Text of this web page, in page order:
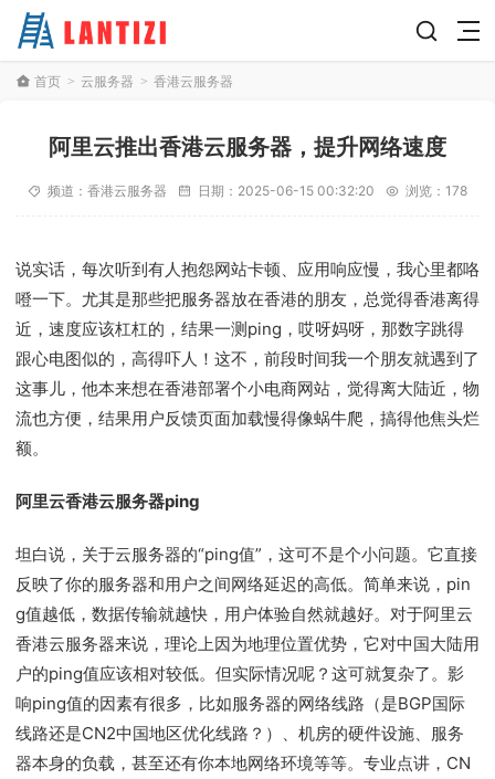
首页 > 云服务器 > 香港云服务器
阿里云推出香港云服务器，提升网络速度
频道： 香港云服务器 日期： 2025-06-15 00:32:20 浏览：178
说实话，每次听到有人抱怨网站卡顿、应用响应慢，我心里都咯
噔一下。尤其是那些把服务器放在香港的朋友，总觉得香港离得
近，速度应该杠杠的，结果一测ping，哎呀妈呀，那数字跳得
跟心电图似的，高得吓人！这不，前段时间我一个朋友就遇到了
这事儿，他本来想在香港部署个小电商网站，觉得离大陆近，物
流也方便，结果用户反馈页面加载慢得像蜗牛爬，搞得他焦头烂
额。
阿里云香港云服务器ping
坦白说，关于云服务器的“ping值”，这可不是个小问题。它直接
反映了你的服务器和用户之间网络延迟的高低。简单来说，pin
g值越低，数据传输就越快，用户体验自然就越好。对于阿里云
香港云服务器来说，理论上因为地理位置优势，它对中国大陆用
户的ping值应该相对较低。但实际情况呢？这可就复杂了。影
响ping值的因素有很多，比如服务器的网络线路（是BGP国际
线路还是CN2中国地区优化线路？）、机房的硬件设施、服务
器本身的负载，甚至还有你本地网络环境等等。专业点讲，CN